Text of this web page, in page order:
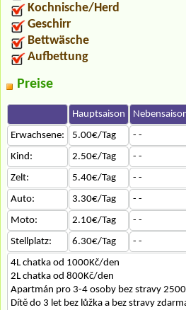
Kochnische/Herd
Geschirr
Bettwäsche
Aufbettung
Preise
Hauptsaison
Erwachsene:
5.00€/Tag - -
Kind:
2.50€/Tag - -
Zelt:
5.40€/Tag - -
Auto:
3.30€/Tag - -
Moto:
2.10€/Tag - -
Stellplatz:
6.30€/Tag - -
4L chatka od 1000Kč/den
2L chatka od 800Kč/den
Apartmán pro 3-4 osoby bez stravy
Dítě do 3 let bez lůžka a bez stravy